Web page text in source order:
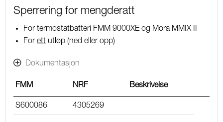
Sperrering for mengderatt
For termostatbatteri FMM 9000XE og Mora MMIX II
For ett utløp (ned eller opp)
Dokumentasjon
FMM NRF Beskrivelse
S600086 4305269